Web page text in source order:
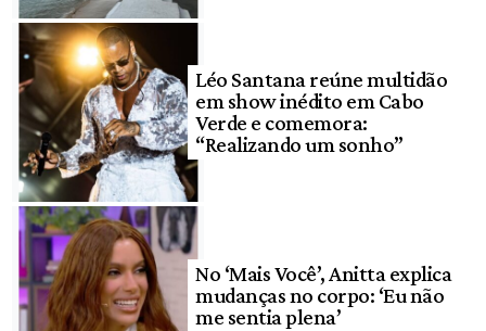
Léo Santana reúne multidão
em show inédito em Cabo
Verde e comemora:
“Realizando um sonho”
No ‘Mais Você’, Anitta explica
mudanças no corpo: ‘Eu não
me sentia plena’